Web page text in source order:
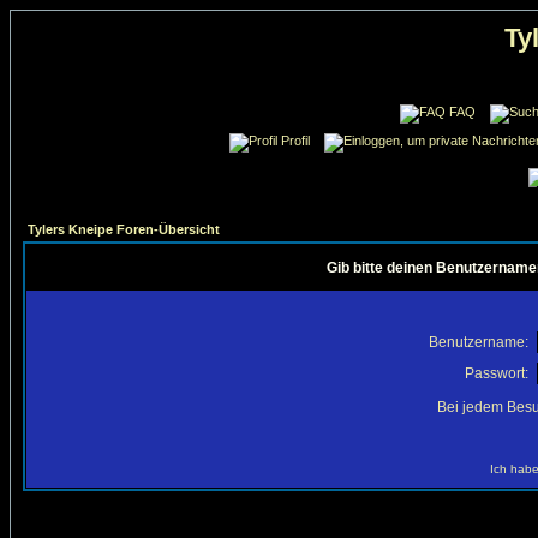
FAQ
Profil
Tylers Kneipe Foren-Übersicht
Gib bitte deinen
Benutzername:
Passwort:
Bei jedem
Ich